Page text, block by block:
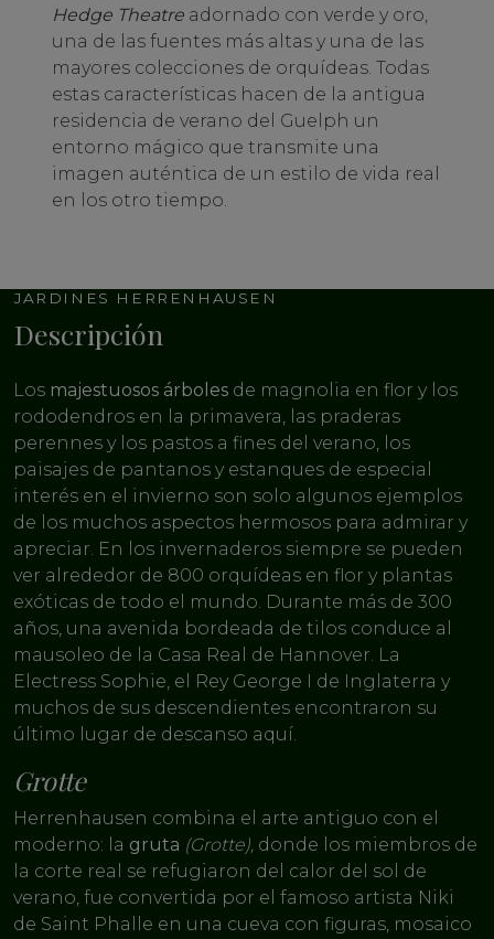
Hedge Theatreadornado con verde y oro,
una de las fuentes más altas y una de las
mayores colecciones de orquídeas. Todas
estas características hacen de la antigua
residencia de verano del Guelph un
entorno mágico que transmite una
imagen auténtica de un estilo de vida real
en los otro tiempo.
JARDINES HERRENHAUSEN
Descripción
Los majestuosos árboles de magnolia en flor y los
rododendros en la primavera, las praderas
perennes y los pastos a fines del verano, los
paisajes de pantanos y estanques de especial
interés en el invierno son solo algunos ejemplos
de los muchos aspectos hermosos para admirar y
apreciar. En los invernaderos siempre se pueden
ver alrededor de 800 orquídeas en flor y plantas
exóticas de todo el mundo. Durante más de 300
años, una avenida bordeada de tilos conduce al
mausoleo de la Casa Real de Hannover. La
Electress Sophie, el Rey George I de Inglaterra y
muchos de sus descendientes encontraron su
último lugar de descanso aquí.
Grotte
Herrenhausen combina el arte antiguo con el
moderno: la gruta (Grotte), donde los miembros de
la corte real se refugiaron del calor del sol de
verano, fue convertida por el famoso artista Niki
de Saint Phalle en una cueva con figuras, mosaico